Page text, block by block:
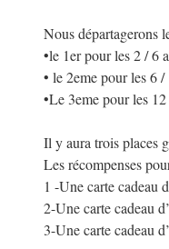
Nous départagerons
•le 1er pour les 2 / 6
• le 2eme pour les 6 /
•Le 3eme pour les
Il y aura trois places
Les récompenses
1 -Une carte cadeau
2-Une carte cadeau
3-Une carte cadeau